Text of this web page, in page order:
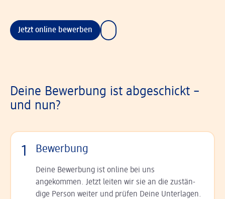
Jetzt online bewerben
Deine Bewerbung ist abgeschickt –
und nun?
1 Bewerbung
Deine Bewerbung ist online bei uns
angekommen. Jetzt leiten wir sie an die zu­stän­
dige Person weiter und prüfen Deine Unterlagen.